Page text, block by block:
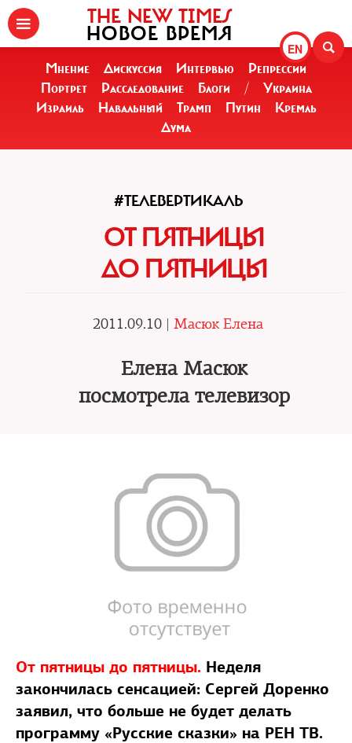
EN
THE NEW TIMES
НОВОЕ ВРЕМЯ
Мнение Дискуссия Интервью
Репрессии
Портрет
Расследование Блоги /
Украина
Израиль
Навальный Трамп Путин
Кремль
Дума
#ТЕЛЕВЕРТИКАЛЬ
ОТ ПЯТНИЦЫ
ДО ПЯТНИЦЫ
2011.09.10 | Масюк Елена
Елена Масюк
посмотрела телевизор
От пятницы до пятницы. Неделя
закончилась сенсацией: Сергей Доренко
заявил, что больше не будет делать
программу «Русские сказки» на РЕН ТВ.